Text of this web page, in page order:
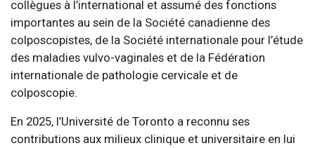
collègues à l’international et assumé des fonctions
importantes au sein de la Société canadienne des
colposcopistes, de la Société internationale pour l’étude
des maladies vulvo-vaginales et de la Fédération
internationale de pathologie cervicale et de
colposcopie.
En 2025, l’Université de Toronto a reconnu ses
contributions aux milieux clinique et universitaire en lui